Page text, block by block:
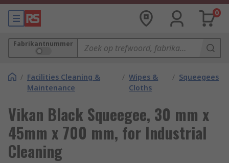
0
Fabrikantnummer
/ Facilities Cleaning &
Maintenance
/ Wipes &
Cloths
/ Squeegees
Vikan Black Squeegee, 30 mm x
45mm x 700 mm, for Industrial
Cleaning